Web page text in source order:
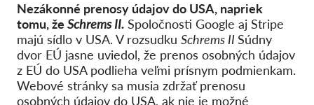
Nezákonné prenosy údajov do USA, napriek
tomu, že Schrems II. Spoločnosti Google aj Stripe
majú sídlo v USA. V rozsudku Schrems II Súdny
dvor EÚ jasne uviedol, že prenos osobných údajov
z EÚ do USA podlieha veľmi prísnym podmienkam.
Webové stránky sa musia zdržať prenosu
osobných údajov do USA, ak nie je možné